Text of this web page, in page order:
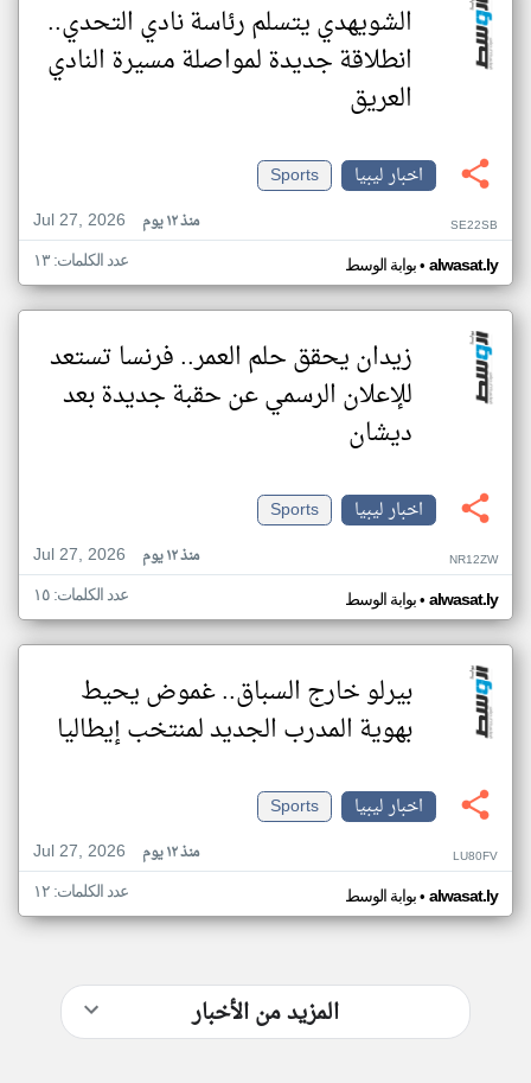
الشويهدي يتسلم رئاسة نادي التحدي..
انطلاقة جديدة لمواصلة مسيرة النادي
العريق
اخبار ليبيا
Sports
Jul 27, 2026
منذ ١٢ يوم SE22SB
بوابة الوسط• alwasat.ly عدد الكلمات: ١٣
زيدان يحقق حلم العمر.. فرنسا تستعد
للإعلان الرسمي عن حقبة جديدة بعد
ديشان
اخبار ليبيا
Sports
Jul 27, 2026
منذ ١٢ يوم NR12ZW
بوابة الوسط• alwasat.ly عدد الكلمات: ١٥
بيرلو خارج السباق.. غموض يحيط
بهوية المدرب الجديد لمنتخب إيطاليا
اخبار ليبيا
Sports
Jul 27, 2026
منذ ١٢ يوم LU80FV
بوابة الوسط• alwasat.ly عدد الكلمات: ١٢
المزيد من الأخبار